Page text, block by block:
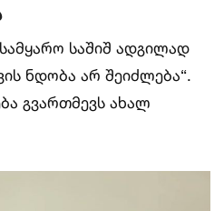
საშიშ ადგილად
ნდობა არ შეიძლება“.
გვართმევს ახალ